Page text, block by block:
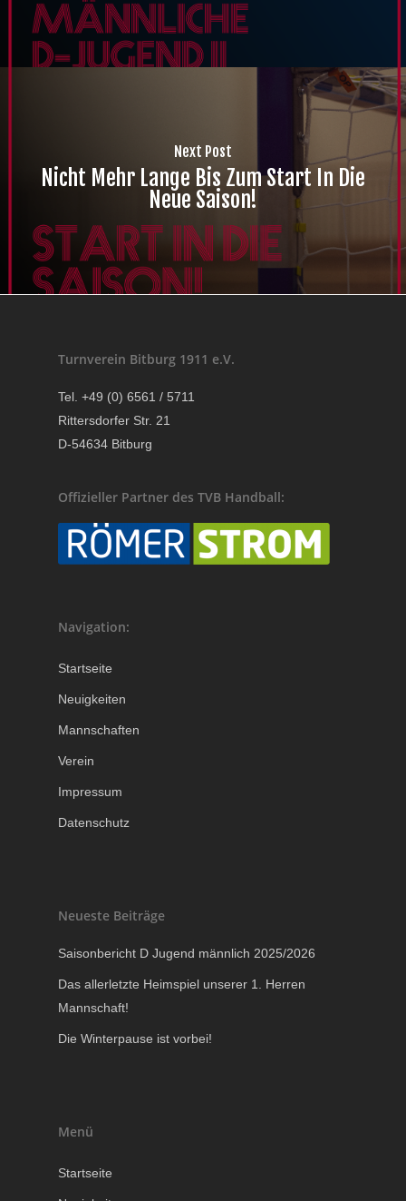
Next Post
Nicht Mehr Lange Bis Zum Start In Die
Neue Saison!
Turnverein Bitburg 1911 e.V.
Tel. +49 (0) 6561 / 5711
Rittersdorfer Str. 21
D-54634 Bitburg
Offizieller Partner des TVB Handball:
Navigation:
Startseite
Neuigkeiten
Mannschaften
Verein
Impressum
Datenschutz
Neueste Beiträge
Saisonbericht D Jugend männlich 2025/2026
Das allerletzte Heimspiel unserer 1. Herren
Mannschaft!
Die Winterpause ist vorbei!
Menü
Startseite